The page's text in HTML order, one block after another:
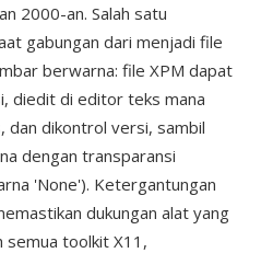
2000-an. Salah satu
gabungan dari menjadi file
berwarna: file XPM dapat
diedit di editor teks mana
dan dikontrol versi, sambil
dengan transparansi
'None'). Ketergantungan
dukungan alat yang
semua toolkit X11,